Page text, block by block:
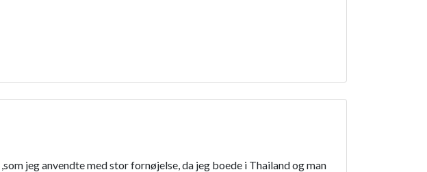
jeg anvendte med stor fornøjelse, da jeg boede i Thailand og man